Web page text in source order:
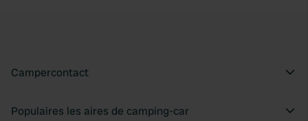
Campercontact
Populaires les aires de camping-car